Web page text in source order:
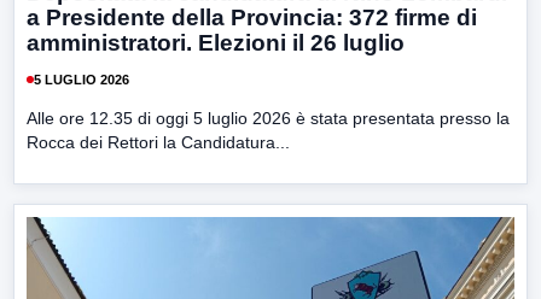
a Presidente della Provincia: 372 firme di
amministratori. Elezioni il 26 luglio
5 LUGLIO 2026
Alle ore 12.35 di oggi 5 luglio 2026 è stata presentata presso la
Rocca dei Rettori la Candidatura...